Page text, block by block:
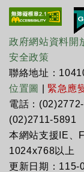
政府網站資料開
安全政策
聯絡地址：
位置圖
緊急應
電話：
(02)2711-5891
本網站支援IE、
1024x768以上
更新日期：